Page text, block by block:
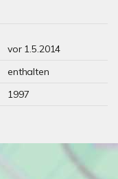
vor 1.5.2014
enthalten
1997